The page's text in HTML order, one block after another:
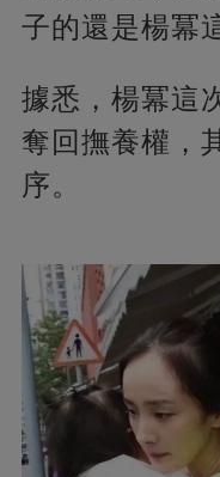
子的還是楊冪
據悉，楊冪這
奪回撫養權，
序。